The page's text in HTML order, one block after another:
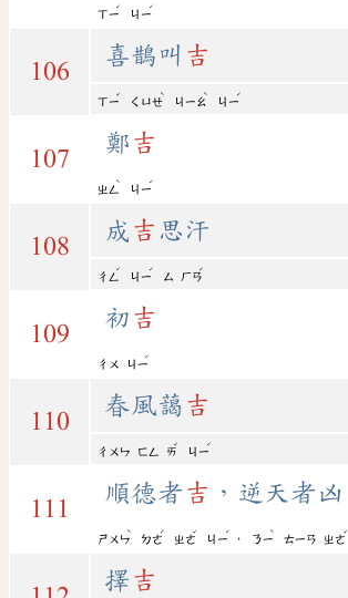
ㄒㄧ
ˊ
ㄐㄧ
ˊ
106
喜鵲叫 吉
ㄒㄧ
ˇ
ㄑㄩㄝ
ˋ
ㄐㄧㄠ
ˋ
ㄐㄧ
ˊ
107
鄭 吉
ㄓㄥ
ˋ
ㄐㄧ
ˊ
108
成 吉 思汗
ㄔㄥ
ˊ
ㄐㄧ
ˊ
ㄙ ㄏㄢ
ˊ
109
初 吉
ㄔㄨ ㄐㄧ
ˊ
110
春風藹 吉
ㄔㄨㄣ ㄈㄥ ㄞ
ˇ
ㄐㄧ
ˊ
111
順德者吉 ，逆天者凶
ㄕㄨㄣ
ˋ
ㄉㄜ
ˊ
ㄓㄜ
ˇ
ㄐㄧ
ˊ
， ㄋㄧ
ˋ
ㄊㄧㄢ ㄓㄜ
ˇ
擇吉